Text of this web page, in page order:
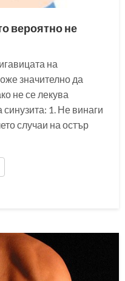
вероятно не
на
значително да
не се лекува
1. Не винаги
случаи на остър